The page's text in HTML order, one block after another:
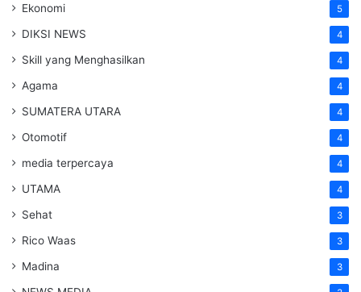
Ekonomi 5
DIKSI NEWS 4
Skill yang Menghasilkan 4
Agama 4
SUMATERA UTARA 4
Otomotif 4
media terpercaya 4
UTAMA 4
Sehat 3
Rico Waas 3
Madina 3